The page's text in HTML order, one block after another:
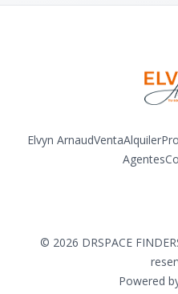
Elvyn ArnaudVentaAlquiler
Agentes
© 2026 DRSPACE
Powered